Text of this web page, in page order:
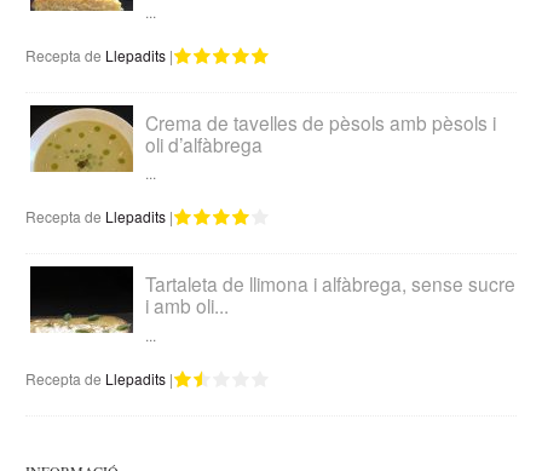
...
Recepta de Llepadits |
Crema de tavelles de pèsols amb pèsols i
oli d’alfàbrega
...
Recepta de Llepadits |
Tartaleta de llimona i alfàbrega, sense sucre
i amb oli...
...
Recepta de Llepadits |